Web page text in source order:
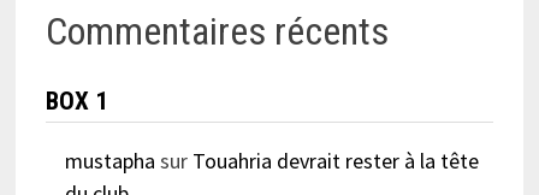
Commentaires récents
BOX 1
mustapha sur Touahria devrait rester à la tête